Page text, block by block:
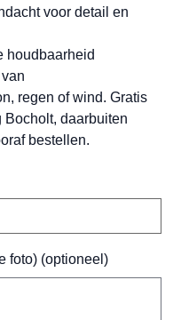
voor detail en
houdbaarheid
regen of wind. Gratis
daarbuiten
bestellen.
foto) (optioneel)